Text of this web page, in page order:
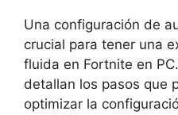
Una configuración de
crucial para tener una
fluida en Fortnite en
detallan los pasos que
optimizar la